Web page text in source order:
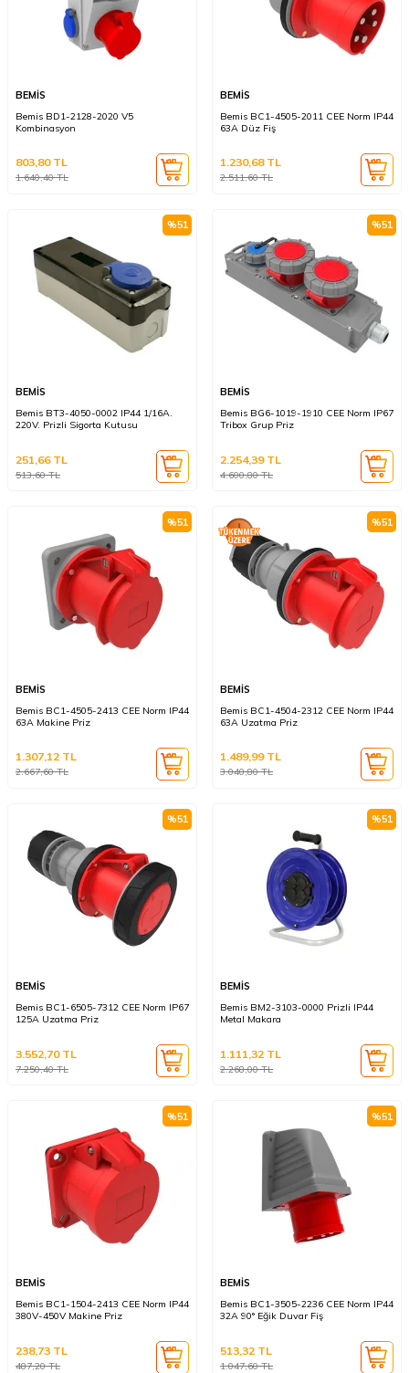
BEMİS
Bemis BD1-2128-2020 V5
Kombinasyon
1.640,40TL
803,80TL
BEMİS
Bemis BC1-4505-2011 CEE Norm IP44
63A Düz Fiş
2.511,60TL
1.230,68TL
%51
BEMİS
Bemis BT3-4050-0002 IP44 1/16A.
220V. Prizli Sigorta Kutusu
513,60TL
251,66TL
%51
BEMİS
Bemis BG6-1019-1910 CEE Norm IP67
Tribox Grup Priz
4.600,80TL
2.254,39TL
%51
BEMİS
Bemis BC1-4505-2413 CEE Norm IP44
63A Makine Priz
2.667,60TL
1.307,12 TL
%51
BEMİS
Bemis BC1-4504-2312 CEE Norm IP44
63A Uzatma Priz
3.040,80TL
1.489,99TL
%51
BEMİS
Bemis BC1-6505-7312 CEE Norm IP67
125A Uzatma Priz
7.250,40TL
3.552,70TL
%51
BEMİS
Bemis BM2-3103-0000 Prizli IP44
Metal Makara
2.268,00TL
1.111,32 TL
%51
BEMİS
Bemis BC1-1504-2413 CEE Norm IP44
380V-450V Makine Priz
487,20TL
238,73 TL
%51
BEMİS
Bemis BC1-3505-2236 CEE Norm IP44
32A 90° Eğik Duvar Fiş
1.047,60TL
513,32 TL